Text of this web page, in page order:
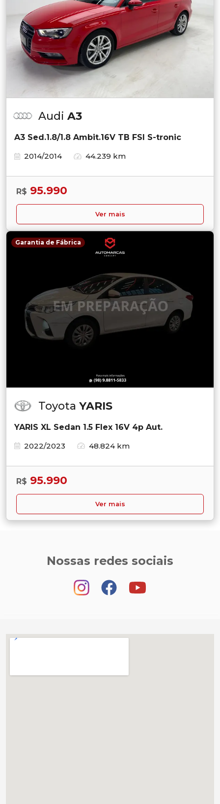
Audi A3
A3 Sed.1.8/1.8 Ambit.16V TB FSI S-tronic
2014/2014
44.239 km
R$ 95.990
Ver mais
Garantia de Fábrica
Toyota YARIS
YARIS XL Sedan 1.5 Flex 16V 4p Aut.
2022/2023
48.824 km
R$ 95.990
Ver mais
Nossas redes sociais